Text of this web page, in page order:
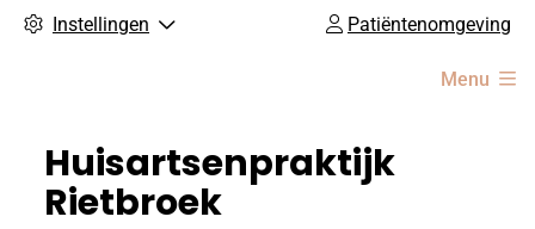
Instellingen Patiëntenomgeving
Menu
Huisartsenpraktijk
Rietbroek